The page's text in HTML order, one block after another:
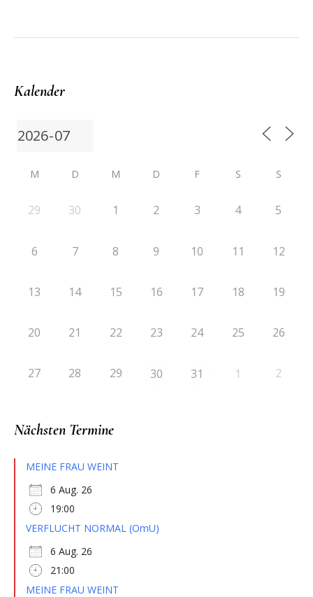
Kalender
M D M D F S S
29 30 1 2 3 4 5
6 7 8 9 10 11 12
13 14 15 16 17 18 19
20 21 22 23 24 25 26
27 28 29 30 31 1 2
Nächsten Termine
MEINE FRAU WEINT
6 Aug. 26
19:00
VERFLUCHT NORMAL (OmU)
6 Aug. 26
21:00
MEINE FRAU WEINT